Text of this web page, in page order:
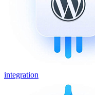
integration